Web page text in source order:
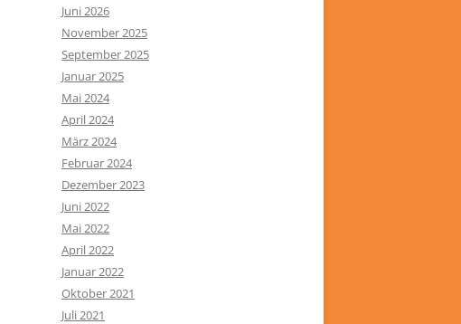
Juni 2026
November 2025
September 2025
Januar 2025
Mai 2024
April 2024
März 2024
Februar 2024
Dezember 2023
Juni 2022
Mai 2022
April 2022
Januar 2022
Oktober 2021
Juli 2021